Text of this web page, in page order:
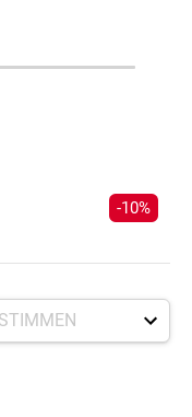
-10%